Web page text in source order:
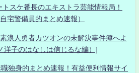
スケ番長のエキストラ芸能情報局！
宅警備員的まとめ速報）
浪人勇者カツオンの未解決事件簿へよ
洋子のはなしは信じるな編）]
身的まとめ速報！有益便利情報サイ